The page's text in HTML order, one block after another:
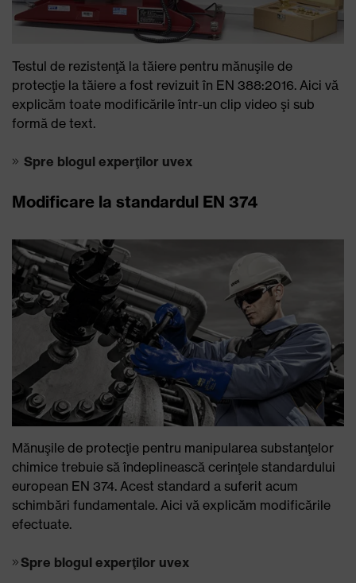
Testul de rezistenţă la tăiere pentru mănuşile de
protecţie la tăiere a fost revizuit în EN 388:2016. Aici vă
explicăm toate modificările într-un clip video şi sub
formă de text.
Spre blogul experţilor uvex
Modificare la standardul EN 374
Mănuşile de protecţie pentru manipularea substanţelor
chimice trebuie să îndeplinească cerinţele standardului
european EN 374. Acest standard a suferit acum
schimbări fundamentale. Aici vă explicăm modificările
efectuate.
Spre blogul experţilor uvex